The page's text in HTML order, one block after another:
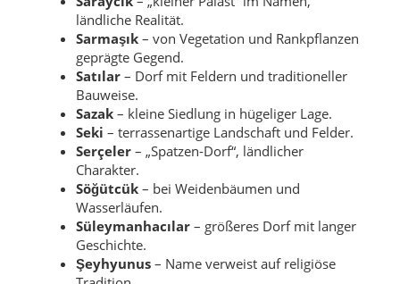
ländliche Realität.
Sarmaşık – von Vegetation und Rankpflanzen
geprägte Gegend.
Satılar – Dorf mit Feldern und traditioneller
Bauweise.
Sazak – kleine Siedlung in hügeliger Lage.
Seki – terrassenartige Landschaft und Felder.
Serçeler – „Spatzen-Dorf“, ländlicher
Charakter.
Söğütcük – bei Weidenbäumen und
Wasserläufen.
Süleymanhacılar – größeres Dorf mit langer
Geschichte.
Şeyhyunus – Name verweist auf religiöse